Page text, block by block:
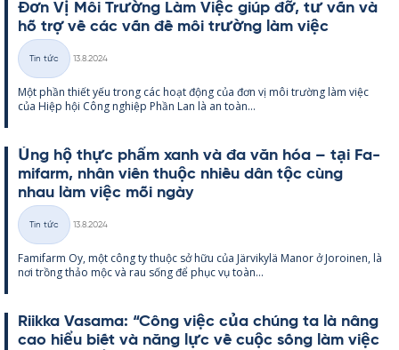
Đơn Vị Môi Trường Làm Việc giúp đỡ, tư vấn và
hỗ trợ về các vấn đề môi trường làm việc
Thể
loại
Tin tức
13.8.2024
Một phần thiết yếu trong các hoạt động của đơn vị môi trường làm việc
của Hiệp hội Công ng­hiệp Phần Lan là an toàn...
Ủng hộ thực phẩm xanh và đa văn hóa – tại Fa­
mi­farm, nhân viên thuộc nhiều dân tộc cùng
nhau làm việc mỗi ngày
Thể
loại
Tin tức
13.8.2024
Fa­mi­farm Oy, một công ty thuộc sở hữu của Jär­vi­kylä Ma­nor ở Jo­roi­nen, là
nơi trồng thảo mộc và rau sống để phục vụ toàn...
Riikka Va­sama: “Công việc của chúng ta là nâng
cao hiểu biết và năng lực về cuộc sống làm việc